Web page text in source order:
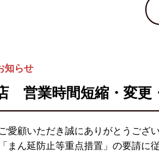
知らせ
営業時間短縮・変更
愛顧いただき誠にありがとうござ
まん延防止等重点措置」の要請に